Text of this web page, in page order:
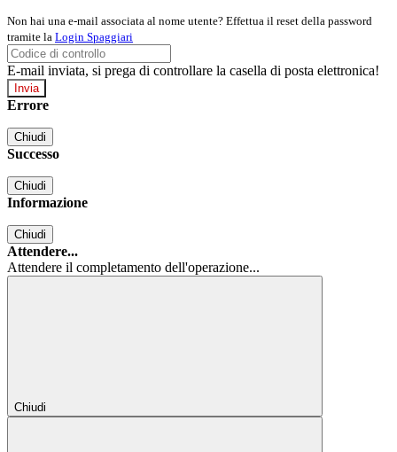
Non hai una e-mail associata al nome utente? Effettua il reset della password
tramite la Login Spaggiari
E-mail inviata, si prega di controllare la casella di posta elettronica!
Errore
Chiudi
Successo
Chiudi
Informazione
Chiudi
Attendere...
Attendere il completamento dell'operazione...
Chiudi